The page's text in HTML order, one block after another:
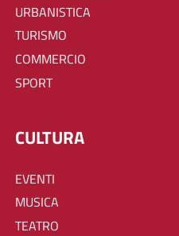
URBANISTICA
TURISMO
COMMERCIO
SPORT
CULTURA
EVENTI
MUSICA
TEATRO